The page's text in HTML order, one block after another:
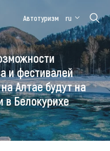
Медицинский
форум
Алтайская
зимовка
Автотуризм ru
и фестивалей
Алтае будут на
в Белокурихе